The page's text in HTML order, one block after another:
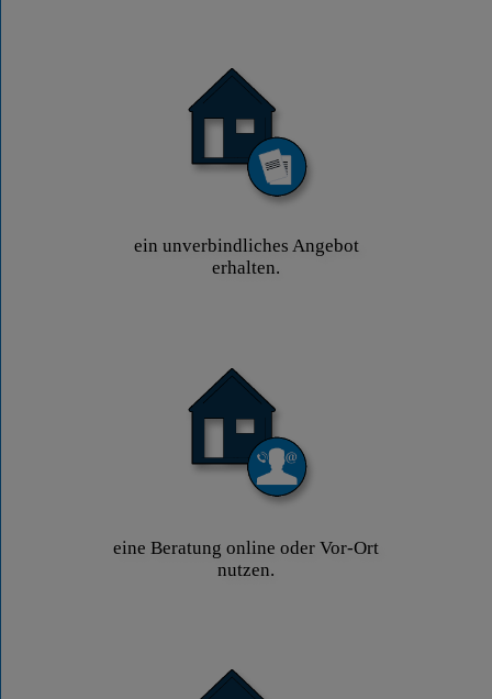
ein unverbindliches Angebot
erhalten.
eine Beratung online oder Vor-Ort
nutzen.